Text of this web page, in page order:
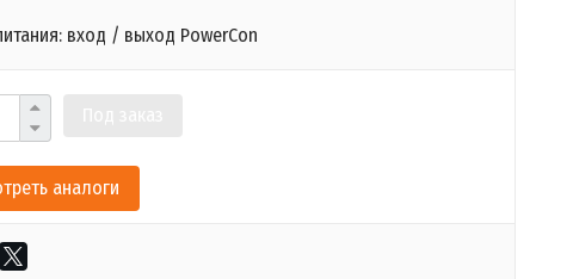
вход / выход PowerCon
аналоги